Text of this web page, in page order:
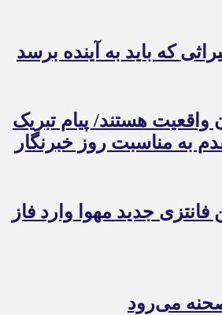
که باید به آینده برسد
واقعیت هستند/ پیام تبریک
به مناسبت روز خبرنگار
جدید مهوا وارد فاز
می‌رود